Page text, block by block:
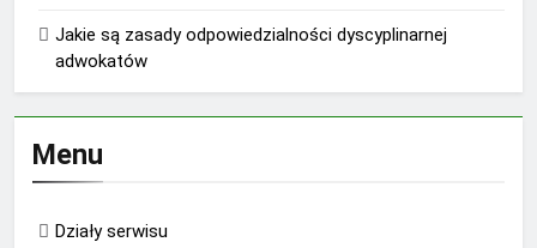
Jakie są zasady odpowiedzialności dyscyplinarnej
adwokatów
Menu
Działy serwisu